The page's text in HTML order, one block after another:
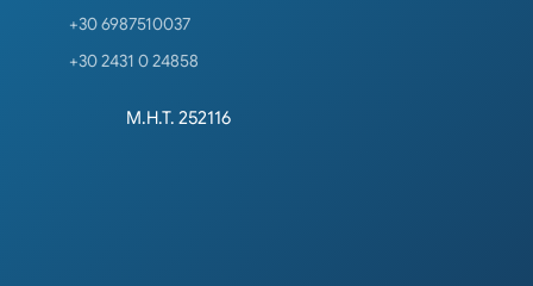
+30 6987510037
+30 2431 0 24858
Μ.Η.Τ. 252116